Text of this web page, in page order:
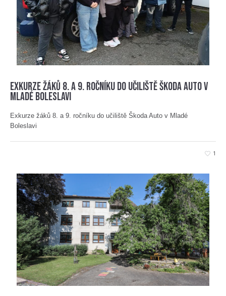
Exkurze žáků 8. a 9. ročníku do učiliště Škoda Auto v
Mladé Boleslavi
Exkurze žáků 8. a 9. ročníku do učiliště Škoda Auto v Mladé
Boleslavi
1